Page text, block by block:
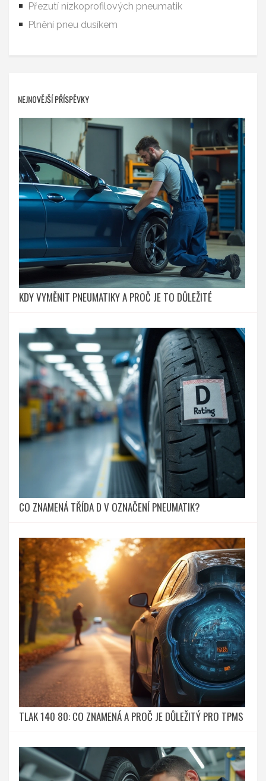
Přezutí nízkoprofilových pneumatik
Plnění pneu dusíkem
NEJNOVĚJŠÍ PŘÍSPĚVKY
KDY VYMĚNIT PNEUMATIKY A PROČ JE TO DŮLEŽITÉ
CO ZNAMENÁ TŘÍDA D V OZNAČENÍ PNEUMATIK?
TLAK 140 80: CO ZNAMENÁ A PROČ JE DŮLEŽITÝ PRO TPMS